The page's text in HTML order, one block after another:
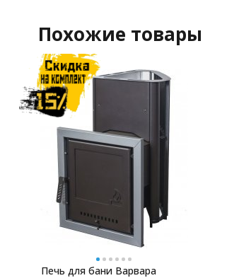
Похожие товары
Печь для бани Варвара